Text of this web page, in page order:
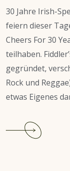
30 Jahre Irish-
feiern dieser
Cheers For 30
teilhaben.
gegründet,
Rock und
etwas Eigenes